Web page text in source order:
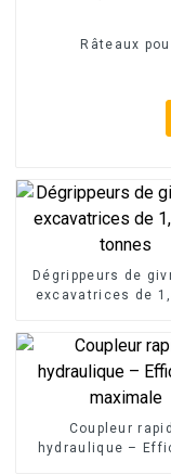
Râteaux
Dégrippeurs de
excavatrices de
Coupleur
hydraulique –